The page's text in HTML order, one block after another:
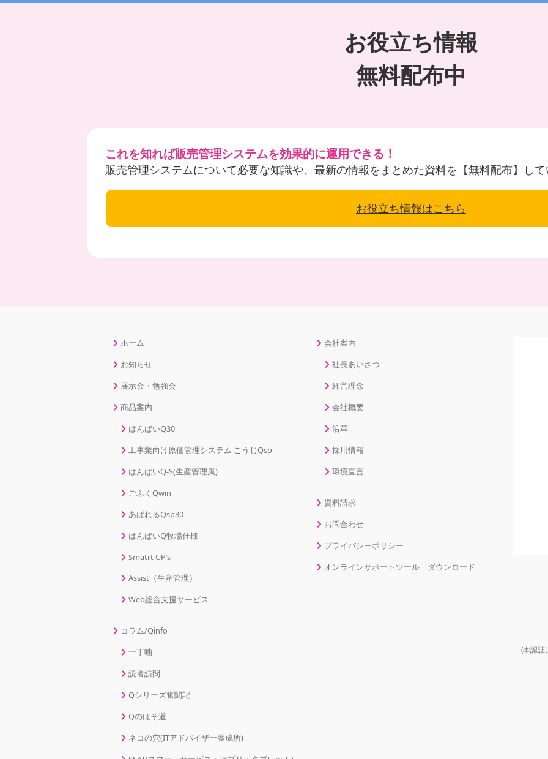
お役立ち情報
無料配布中
これを知れば販売管理システムを効果的に運用できる！
販売管理システムについて必要な知識や、最新の情報をまとめた資料を【無料配布】し
お役立ち情報はこちら
ホーム
お知らせ
展示会・勉強会
商品案内
はんばいQ30
工事業向け原価管理システム こうじQsp
はんばいQ-S(生産管理風)
ごふくQwin
あぱれるQsp30
はんばいQ牧場仕様
Smatrt UP’s
Assist（生産管理）
Web総合支援サービス
コラム/Qinfo
一丁噛
読者訪問
Qシリーズ奮闘記
Qのほそ道
ネコの穴(ITアドバイザー養成所)
会社案内
社長あいさつ
経営理念
会社概要
沿革
採用情報
環境宣言
資料請求
お問合わせ
プライバシーポリシー
オンラインサポートツール ダウンロード
(本認証